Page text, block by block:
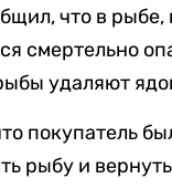
что в
смертельно
удаляют
покупатель
рыбу и